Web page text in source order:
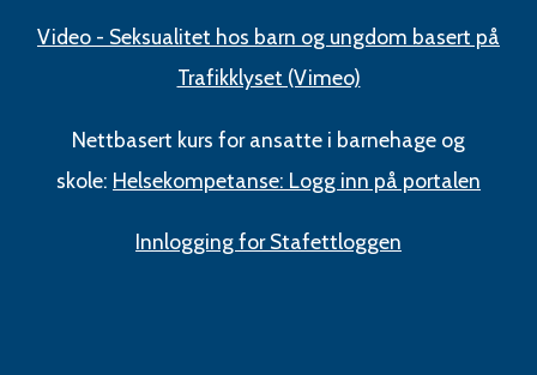
Video - Seksualitet hos barn og ungdom basert på
Trafikklyset (Vimeo)
Nettbasert kurs for ansatte i barnehage og
skole: Helsekompetanse: Logg inn på portalen
Innlogging for Stafettloggen